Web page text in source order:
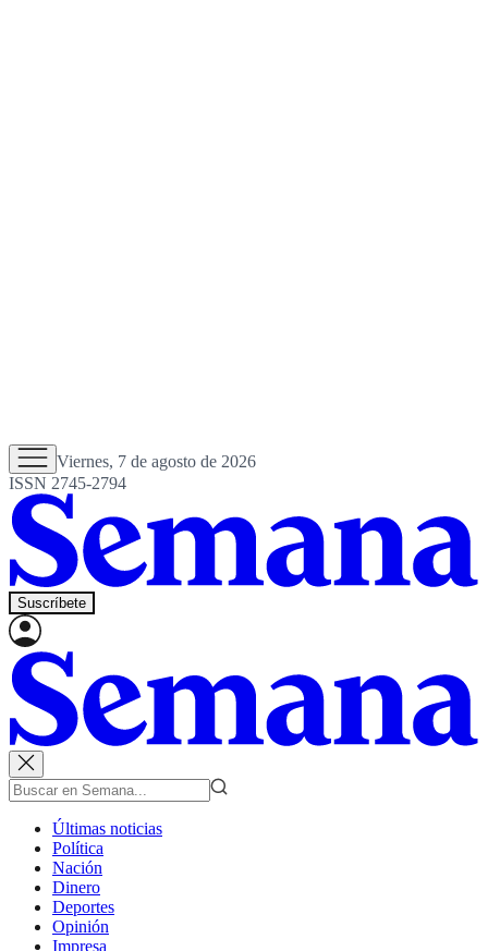
Viernes, 7 de agosto de 2026
ISSN 2745-2794
Suscríbete
Últimas noticias
Política
Nación
Dinero
Deportes
Opinión
Impresa